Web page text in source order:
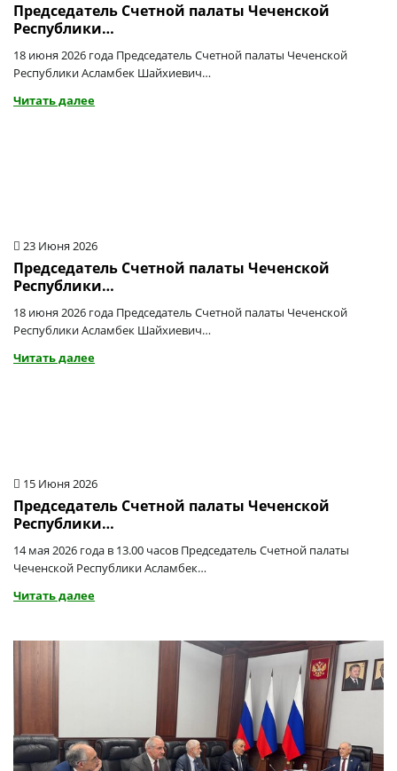
Председатель Счетной палаты Чеченской
Республики…
18 июня 2026 года Председатель Счетной палаты Чеченской
Республики Асламбек Шайхиевич…
Читать далее
23 Июня 2026
Председатель Счетной палаты Чеченской
Республики…
18 июня 2026 года Председатель Счетной палаты Чеченской
Республики Асламбек Шайхиевич…
Читать далее
15 Июня 2026
Председатель Счетной палаты Чеченской
Республики…
14 мая 2026 года в 13.00 часов Председатель Счетной палаты
Чеченской Республики Асламбек…
Читать далее